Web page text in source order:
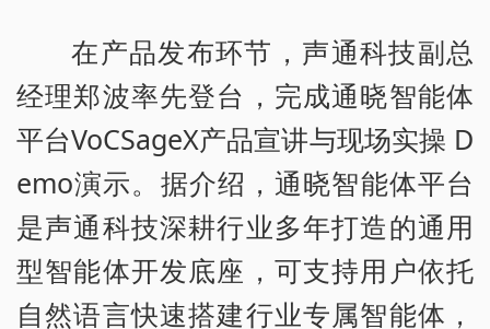
在产品发布环节，声通科技副总
经理郑波率先登台，完成通晓智能体
平台VoCSageX产品宣讲与现场实操 D
emo演示。据介绍，通晓智能体平台
是声通科技深耕行业多年打造的通用
型智能体开发底座，可支持用户依托
自然语言快速搭建行业专属智能体，